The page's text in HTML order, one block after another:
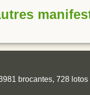
brocantes, 728